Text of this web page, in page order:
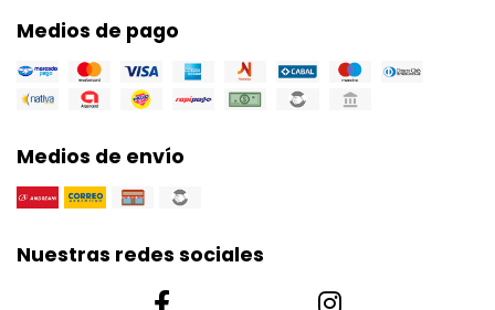
Medios de pago
Medios de envío
Nuestras redes sociales